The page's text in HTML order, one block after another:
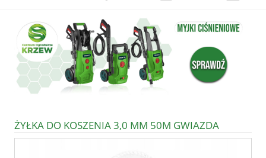
ŻYŁKA DO KOSZENIA 3,0 MM 50M GWIAZDA